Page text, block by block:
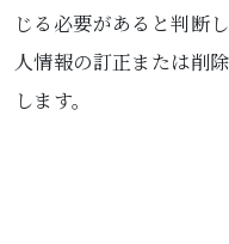
じる必要があると判断
人情報の訂正または削
します。